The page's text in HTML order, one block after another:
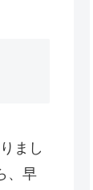
まし
、早